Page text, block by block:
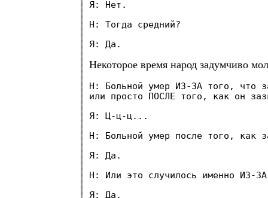
Я: Нет.
Н: Тогда средний?
Я: Да.
Некоторое время народ задумчиво
Н: Больной умер ИЗ-ЗА того, что
или просто ПОСЛЕ того, как он
Я: Ц-ц-ц...
Н: Больной умер после того, как
Я: Да.
Н: Или это случилось именно ИЗ-ЗА
Я: Да.